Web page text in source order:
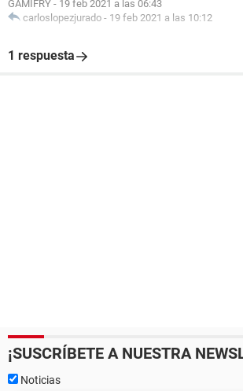
GAMIFRY - 19 feb 2021 a las 06:43
carloslopezjurado - 19 feb 2021 a las 10:12
1 respuesta
¡SUSCRÍBETE A NUESTRA
Noticias